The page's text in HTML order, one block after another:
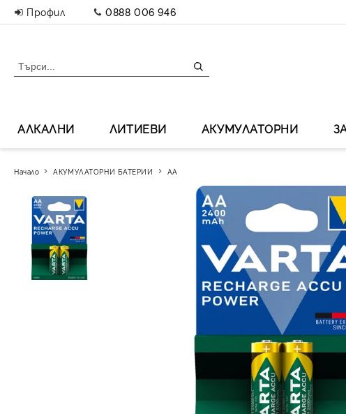
Профил 0888 006 946
АЛКАЛНИ ЛИТИЕВИ АКУМУЛАТОРНИ
Начало АКУМУЛАТОРНИ БАТЕРИИ AA